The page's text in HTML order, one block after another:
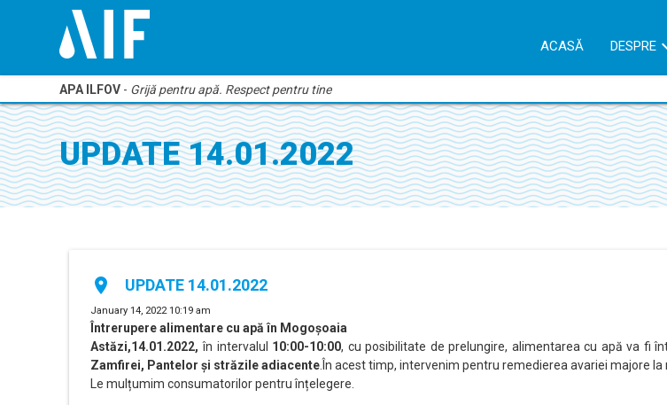
ACASĂ DESPRE
APA ILFOV - Grijă pentru apă. Respect pentru tine
UPDATE 14.01.2022
place UPDATE 14.01.2022
January 14, 2022 10:19 am
Întrerupere alimentare cu apă în Mogoșoaia
Astăzi,14.01.2022, în intervalul 10:00-10:00, cu posibilitate de prelungire, alimentarea cu apă va fi
Zamfirei, Pantelor și străzile adiacente.În acest timp, intervenim pentru remedierea avariei majore la
Le mulțumim consumatorilor pentru înțelegere.